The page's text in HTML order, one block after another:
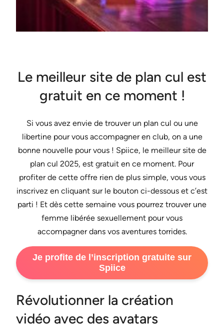
Le meilleur site de plan cul est
gratuit en ce moment !
Si vous avez envie de trouver un plan cul ou une
libertine pour vous accompagner en club, on a une
bonne nouvelle pour vous ! Spiice, le meilleur site de
plan cul 2025, est gratuit en ce moment. Pour
profiter de cette offre rien de plus simple, vous vous
inscrivez en cliquant sur le bouton ci-dessous et c’est
parti ! Et dès cette semaine vous pourrez trouver une
femme libérée sexuellement pour vous
accompagner dans vos aventures torrides.
Je profite de l’inscription gratuite sur
Spiice
Révolutionner la création
vidéo avec des avatars